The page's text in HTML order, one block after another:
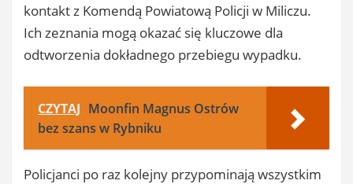
kontakt z Komendą Powiatową Policji w Miliczu.
Ich zeznania mogą okazać się kluczowe dla
odtworzenia dokładnego przebiegu wypadku.
CZYTAJ Moonfin Magnus Ostrów
bez szans w Rybniku
Policjanci po raz kolejny przypominają wszystkim